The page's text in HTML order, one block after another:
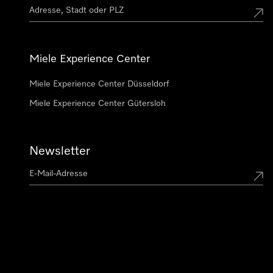
Miele Experience Center
Miele Experience Center Düsseldorf
Miele Experience Center Gütersloh
Newsletter